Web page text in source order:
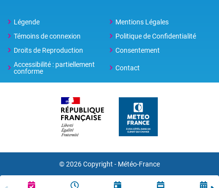
Légende
Mentions Légales
Témoins de connexion
Politique de Confidentialité
Droits de Reproduction
Consentement
Accessibilité : partiellement
conforme
Contact
© 2026 Copyright - Météo-France